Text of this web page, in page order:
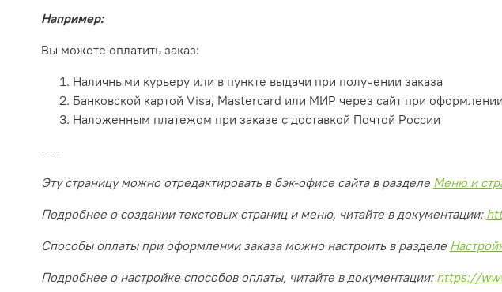
Например:
Вы можете оплатить заказ:
Наличными курьеру или в пункте выдачи при получении заказа
Банковской картой Visa, Mastercard или МИР через сайт при
Наложенным платежом при заказе с доставкой Почтой России
----
Эту страницу можно отредактировать в бэк-офисе сайта в разделе Меню и
Подробнее о создании текстовых страниц и меню, читайте в документации:
Способы оплаты при оформлении заказа можно настроить в разделе
Подробнее о настройке способов оплаты, читайте в документации: https://